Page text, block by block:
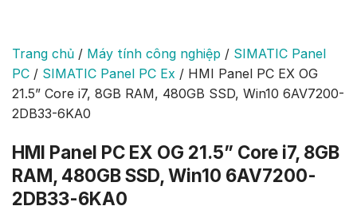
Trang chủ / Máy tính công nghiệp / SIMATIC Panel
PC / SIMATIC Panel PC Ex / HMI Panel PC EX OG
21.5” Core i7, 8GB RAM, 480GB SSD, Win10 6AV7200-
2DB33-6KA0
HMI Panel PC EX OG 21.5” Core i7, 8GB
RAM, 480GB SSD, Win10 6AV7200-
2DB33-6KA0